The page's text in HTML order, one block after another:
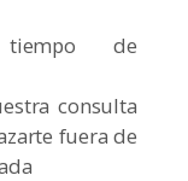
de
consulta
fuera de